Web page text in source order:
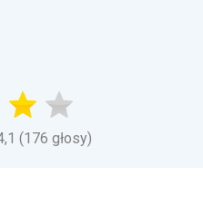
(176 głosy)